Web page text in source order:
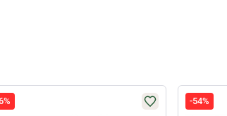
-54%